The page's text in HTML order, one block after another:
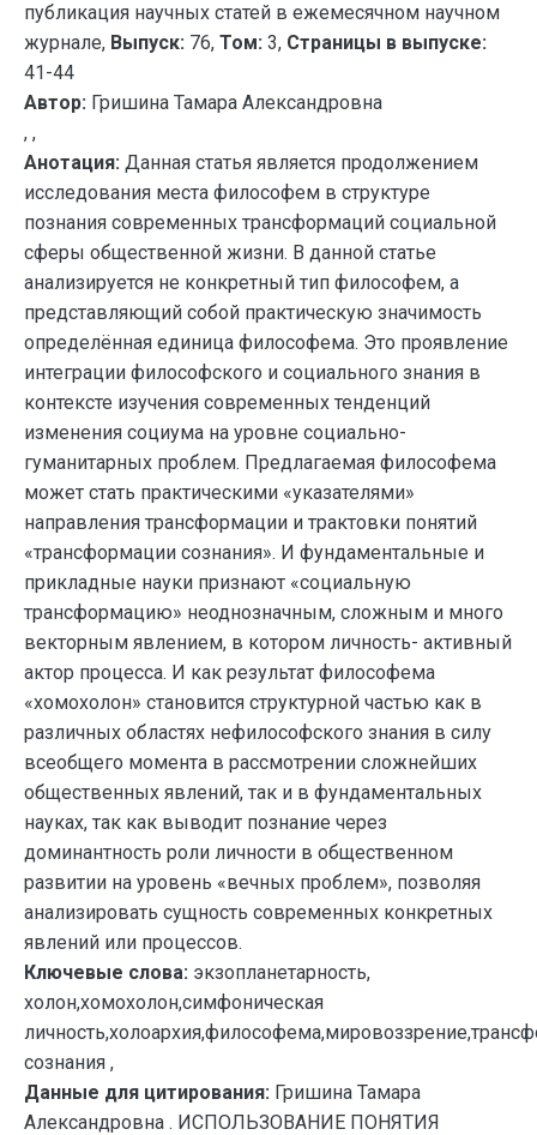
публикация научных статей в ежемесячном научном
журнале, Выпуск: 76, Том: 3, Страницы в выпуске:
41-44
Автор: Гришина Тамара Александровна
, ,
Анотация: Данная статья является продолжением
исследования места философем в структуре
познания современных трансформаций социальной
сферы общественной жизни. В данной статье
анализируется не конкретный тип философем, а
представляющий собой практическую значимость
определённая единица философема. Это проявление
интеграции философского и социального знания в
контексте изучения современных тенденций
изменения социума на уровне социально-
гуманитарных проблем. Предлагаемая философема
может стать практическими «указателями»
направления трансформации и трактовки понятий
«трансформации сознания». И фундаментальные и
прикладные науки признают «социальную
трансформацию» неоднозначным, сложным и много
векторным явлением, в котором личность- активный
актор процесса. И как результат философема
«хомохолон» становится структурной частью как в
различных областях нефилософского знания в силу
всеобщего момента в рассмотрении сложнейших
общественных явлений, так и в фундаментальных
науках, так как выводит познание через
доминантность роли личности в общественном
развитии на уровень «вечных проблем», позволяя
анализировать сущность современных конкретных
явлений или процессов.
Ключевые слова: экзопланетарность,
холон,хомохолон,симфоническая
сознания ,
Данные для цитирования: Гришина Тамара
Александровна . ИСПОЛЬЗОВАНИЕ ПОНЯТИЯ